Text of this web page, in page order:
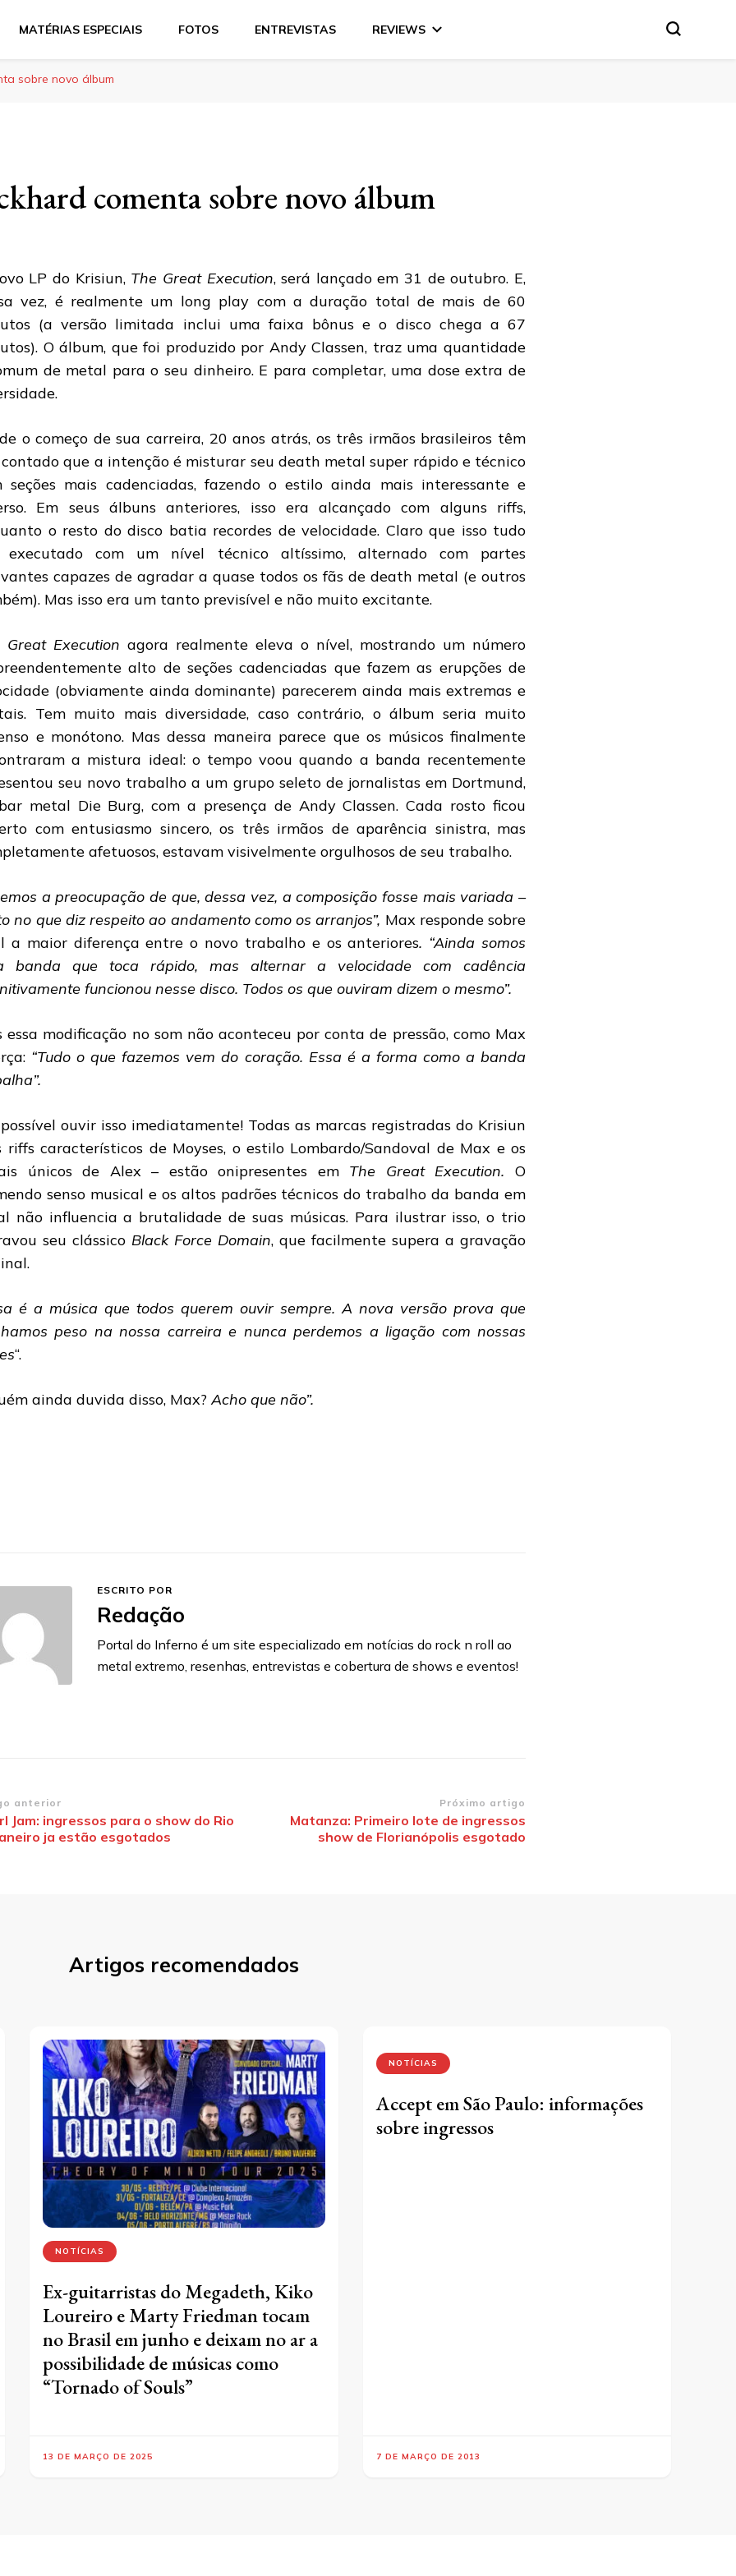
MATÉRIAS ESPECIAIS FOTOS ENTREVISTAS REVIEWS
sobre novo álbum
comenta sobre novo álbum
LP do Krisiun, The Great Execution, será lançado em 31 de outubro. E,
vez, é realmente um long play com a duração total de mais de 60
(a versão limitada inclui uma faixa bônus e o disco chega a 67
O álbum, que foi produzido por Andy Classen, traz uma quantidade
de metal para o seu dinheiro. E para completar, uma dose extra de
o começo de sua carreira, 20 anos atrás, os três irmãos brasileiros têm
contado que a intenção é misturar seu death metal super rápido e técnico
seções mais cadenciadas, fazendo o estilo ainda mais interessante e
Em seus álbuns anteriores, isso era alcançado com alguns riffs,
o resto do disco batia recordes de velocidade. Claro que isso tudo
executado com um nível técnico altíssimo, alternado com partes
capazes de agradar a quase todos os fãs de death metal (e outros
Mas isso era um tanto previsível e não muito excitante.
Great Execution agora realmente eleva o nível, mostrando um número
alto de seções cadenciadas que fazem as erupções de
(obviamente ainda dominante) parecerem ainda mais extremas e
Tem muito mais diversidade, caso contrário, o álbum seria muito
e monótono. Mas dessa maneira parece que os músicos finalmente
a mistura ideal: o tempo voou quando a banda recentemente
seu novo trabalho a um grupo seleto de jornalistas em Dortmund,
metal Die Burg, com a presença de Andy Classen. Cada rosto ficou
com entusiasmo sincero, os três irmãos de aparência sinistra, mas
afetuosos, estavam visivelmente orgulhosos de seu trabalho.
a preocupação de que, dessa vez, a composição fosse mais variada –
no que diz respeito ao andamento como os arranjos”, Max responde sobre
a maior diferença entre o novo trabalho e os anteriores. “Ainda somos
banda que toca rápido, mas alternar a velocidade com cadência
funcionou nesse disco. Todos os que ouviram dizem o mesmo”.
essa modificação no som não aconteceu por conta de pressão, como Max
“Tudo o que fazemos vem do coração. Essa é a forma como a banda
ouvir isso imediatamente! Todas as marcas registradas do Krisiun
riffs característicos de Moyses, o estilo Lombardo/Sandoval de Max e os
únicos de Alex – estão onipresentes em The Great Execution. O
senso musical e os altos padrões técnicos do trabalho da banda em
não influencia a brutalidade de suas músicas. Para ilustrar isso, o trio
seu clássico Black Force Domain, que facilmente supera a gravação
é a música que todos querem ouvir sempre. A nova versão prova que
peso na nossa carreira e nunca perdemos a ligação com nossas
“.
ainda duvida disso, Max?Acho que não”.
ESCRITO POR
Redação
Portal do Inferno é um site especializado em notícias do rock n roll ao
metal extremo, resenhas, entrevistas e cobertura de shows e eventos!
anterior
Jam: ingressos para o show do Rio
ja estão esgotados
Próximo artigo
Matanza: Primeiro lote de ingressos
show de Florianópolis esgotado
Artigos recomendados
NOTÍCIAS
Ex-guitarristas do Megadeth, Kiko
Loureiro e Marty Friedman tocam
no Brasil em junho e deixam no ar a
possibilidade de músicas como
“Tornado of Souls”
13 DE MARÇO DE 2025
NOTÍCIAS
Accept em São Paulo: informações
sobre ingressos
7 DE MARÇO DE 2013